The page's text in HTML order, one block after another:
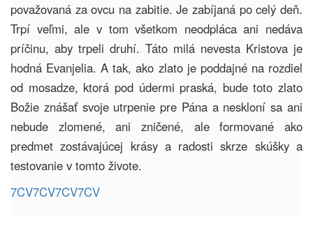
považovaná za ovcu na zabitie. Je zabíjaná po celý deň.
Trpí veľmi, ale v tom všetkom neodpláca ani nedáva
príčinu, aby trpeli druhí. Táto milá nevesta Kristova je
hodná Evanjelia. A tak, ako zlato je poddajné na rozdiel
od mosadze, ktorá pod údermi praská, bude toto zlato
Božie znášať svoje utrpenie pre Pána a neskloní sa ani
nebude zlomené, ani zničené, ale formované ako
predmet zostávajúcej krásy a radosti skrze skúšky a
testovanie v tomto živote.
7CV7CV7CV7CV